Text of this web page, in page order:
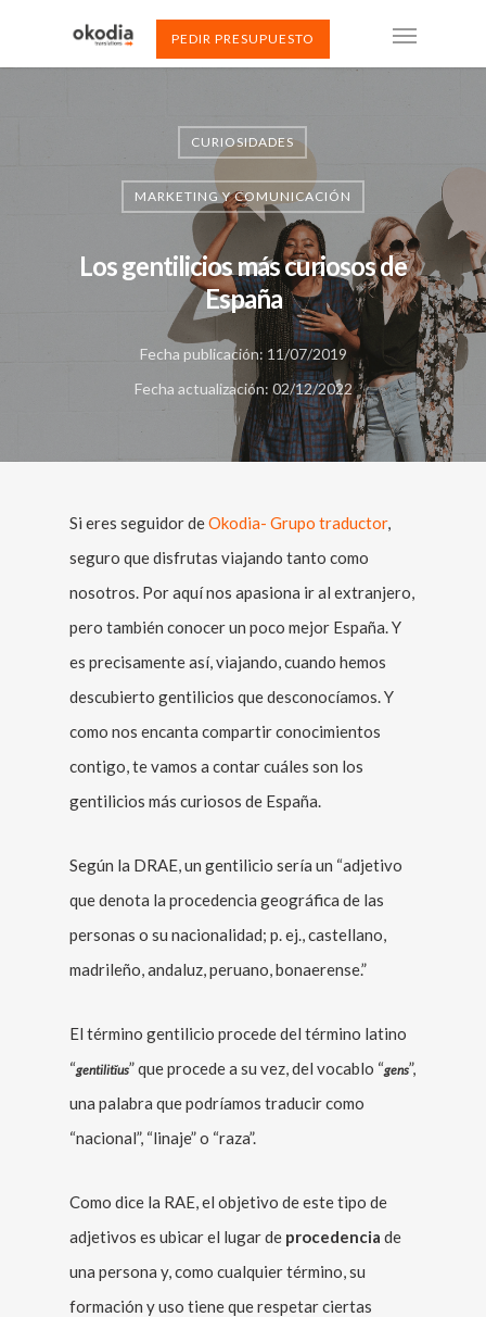
PEDIR PRESUPUESTO
CURIOSIDADES
MARKETING Y COMUNICACIÓN
Los gentilicios más curiosos de
España
Fecha publicación: 11/07/2019
Fecha actualización: 02/12/2022
Si eres seguidor deOkodia- Grupo traductor,
seguro que disfrutas viajando tanto como
nosotros. Por aquí nos apasiona ir al extranjero,
pero también conocer un poco mejor España. Y
es precisamente así, viajando, cuando hemos
descubierto gentilicios que desconocíamos. Y
como nos encanta compartir conocimientos
contigo, te vamos a contar cuáles son los
gentilicios más curiosos de España.
Según la DRAE, un gentilicio sería un “adjetivo
que denota la procedencia geográfica de las
personas o su nacionalidad; p. ej., castellano,
madrileño, andaluz, peruano, bonaerense.”
El término gentilicio procede del término latino
“gentilitĭus” que procede a su vez, del vocablo “gens”,
una palabra que podríamos traducir como
“nacional”, “linaje” o “raza”.
Como dice la RAE, el objetivo de este tipo de
adjetivos es ubicar el lugar de procedencia de
una persona y, como cualquier término, su
formación y uso tiene que respetar ciertas